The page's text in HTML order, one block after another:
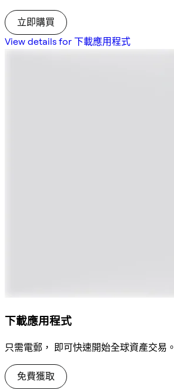
立即購買
View details for 下載應用程式
下載應用程式
只需電郵， 即可快速開始全球資產交易。
免費獲取